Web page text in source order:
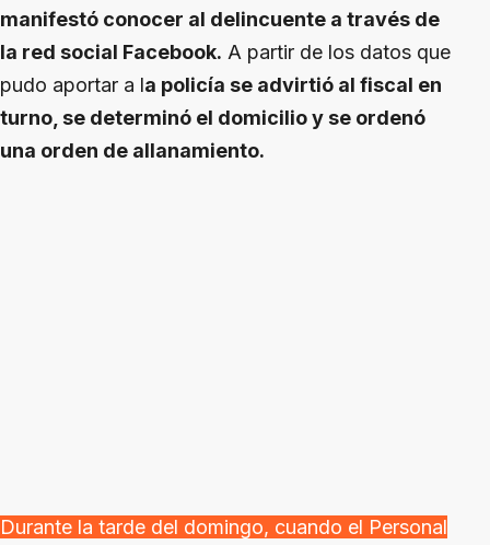
manifestó conocer al delincuente a través de
la red social Facebook. A partir de los datos que
pudo aportar a la policía se advirtió al fiscal en
turno, se determinó el domicilio y se ordenó
una orden de allanamiento.
Durante la tarde del domingo, cuando el Personal